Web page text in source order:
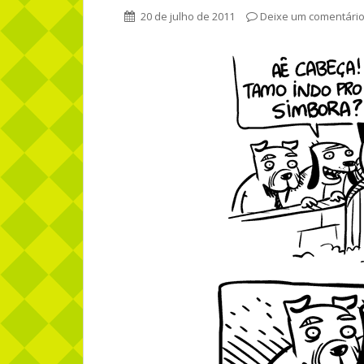
20 de julho de 2011 Deixe um comentário